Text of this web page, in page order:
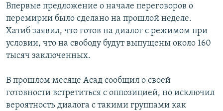
Впервые предложение о начале переговоров о
перемирии было сделано на прошлой неделе.
Хатиб заявил, что готов на диалог с режимом при
условии, что на свободу будут выпущены около 160
тысяч заключенных.
В прошлом месяце Асад сообщил о своей
готовности встретиться с оппозицией, но исключил
вероятность диалога с такими группами как